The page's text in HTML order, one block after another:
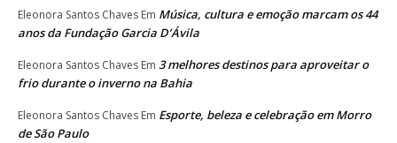
Eleonora Santos Chaves Em Música, cultura e emoção marcam os 44
anos da Fundação Garcia D’Ávila
Eleonora Santos Chaves Em 3 melhores destinos para aproveitar o
frio durante o inverno na Bahia
Eleonora Santos Chaves Em Esporte, beleza e celebração em Morro
de São Paulo